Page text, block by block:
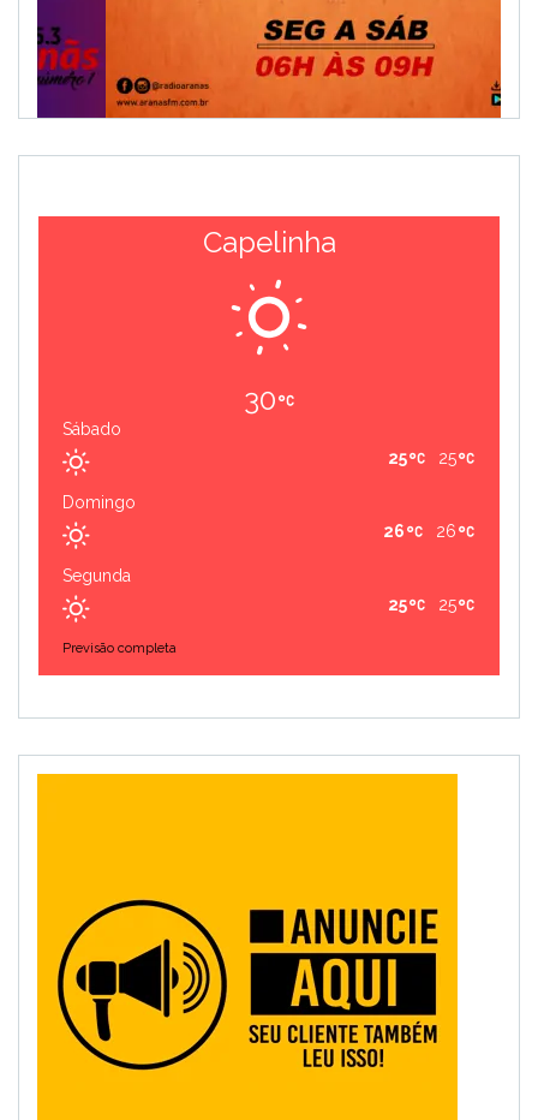
Capelinha
30
Sábado
25
25
Domingo
26
26
Segunda
25
25
Previsão completa